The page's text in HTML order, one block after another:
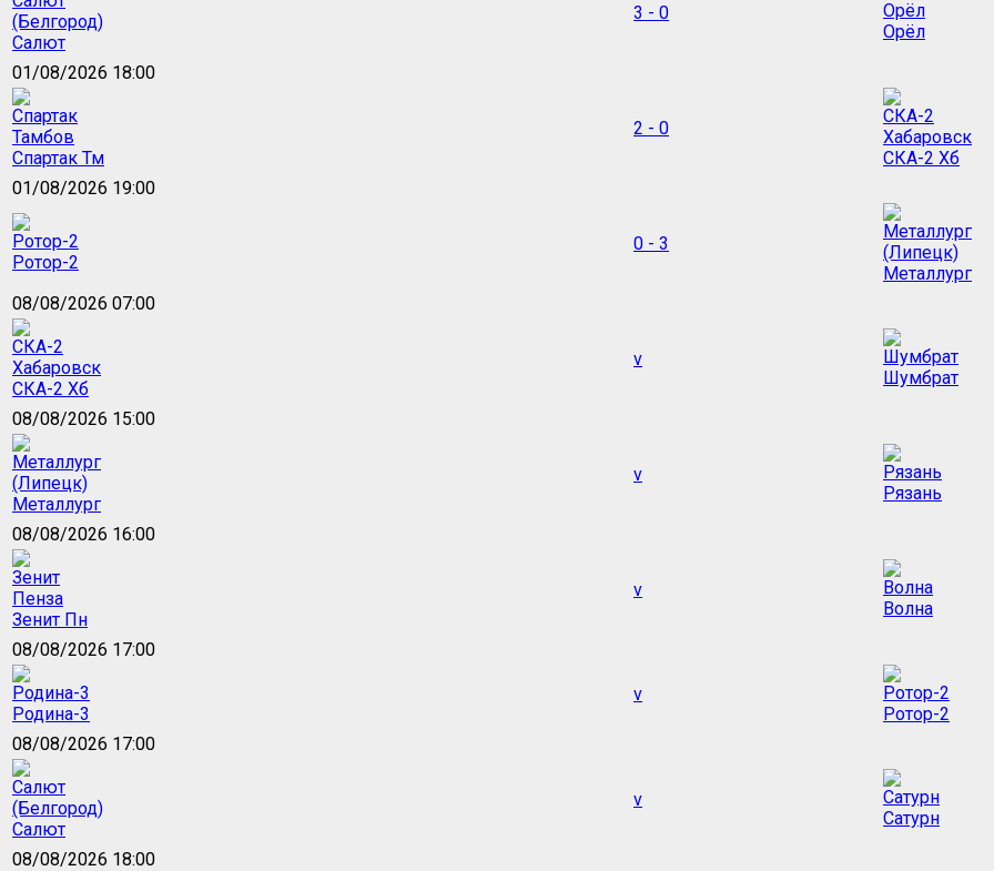
Салют
3 - 0
Орёл
01/08/2026 18:00
Спартак Тм
2 - 0
СКА-2 Хб
01/08/2026 19:00
Ротор-2
0 - 3
Металлург
08/08/2026 07:00
СКА-2 Хб
v
Шумбрат
08/08/2026 15:00
Металлург
v
Рязань
08/08/2026 16:00
Зенит Пн
v
Волна
08/08/2026 17:00
Родина-3
v
Ротор-2
08/08/2026 17:00
Салют
v
Сатурн
08/08/2026 18:00